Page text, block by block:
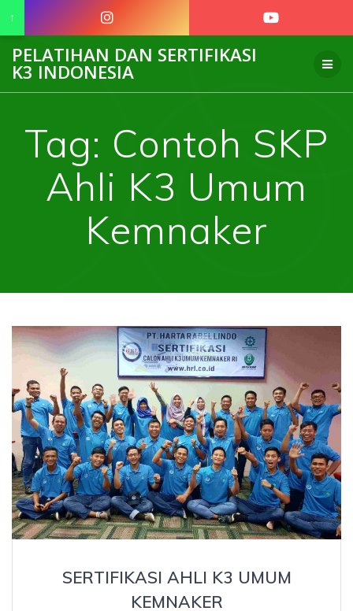
to
PELATIHAN DAN SERTIFIKASI
K3 INDONESIA
Tag: Contoh SKP
Ahli K3 Umum
Kemnaker
SERTIFIKASI AHLI K3 UMUM
KEMNAKER
↑